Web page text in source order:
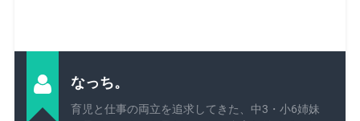
なっち。
育児と仕事の両立を追求してきた、中3・小6姉妹